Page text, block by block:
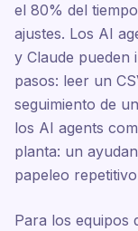
el 80% del
ajustes. Los AI
y Claude pueden
pasos: leer un
seguimiento de
los AI agents
planta: un
papeleo
Para los equipos